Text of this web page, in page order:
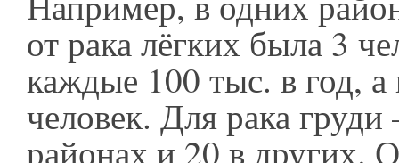
от рака лёгких была 3
каждые 100 тыс. в год,
человек. Для рака
районах и 20 в других.